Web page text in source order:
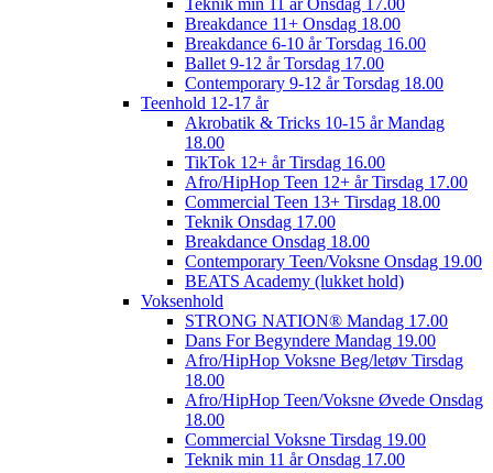
Teknik min 11 år Onsdag 17.00
Breakdance 11+ Onsdag 18.00
Breakdance 6-10 år Torsdag 16.00
Ballet 9-12 år Torsdag 17.00
Contemporary 9-12 år Torsdag 18.00
Teenhold 12-17 år
Akrobatik & Tricks 10-15 år Mandag
18.00
TikTok 12+ år Tirsdag 16.00
Afro/HipHop Teen 12+ år Tirsdag 17.00
Commercial Teen 13+ Tirsdag 18.00
Teknik Onsdag 17.00
Breakdance Onsdag 18.00
Contemporary Teen/Voksne Onsdag 19.00
BEATS Academy (lukket hold)
Voksenhold
STRONG NATION® Mandag 17.00
Dans For Begyndere Mandag 19.00
Afro/HipHop Voksne Beg/letøv Tirsdag
18.00
Afro/HipHop Teen/Voksne Øvede Onsdag
18.00
Commercial Voksne Tirsdag 19.00
Teknik min 11 år Onsdag 17.00